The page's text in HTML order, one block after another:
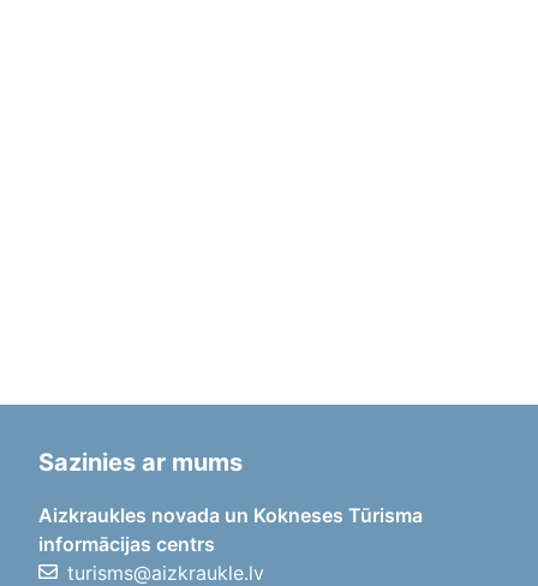
Sazinies ar mums
Aizkraukles novada un Kokneses Tūrisma
informācijas centrs
turisms@aizkraukle.lv